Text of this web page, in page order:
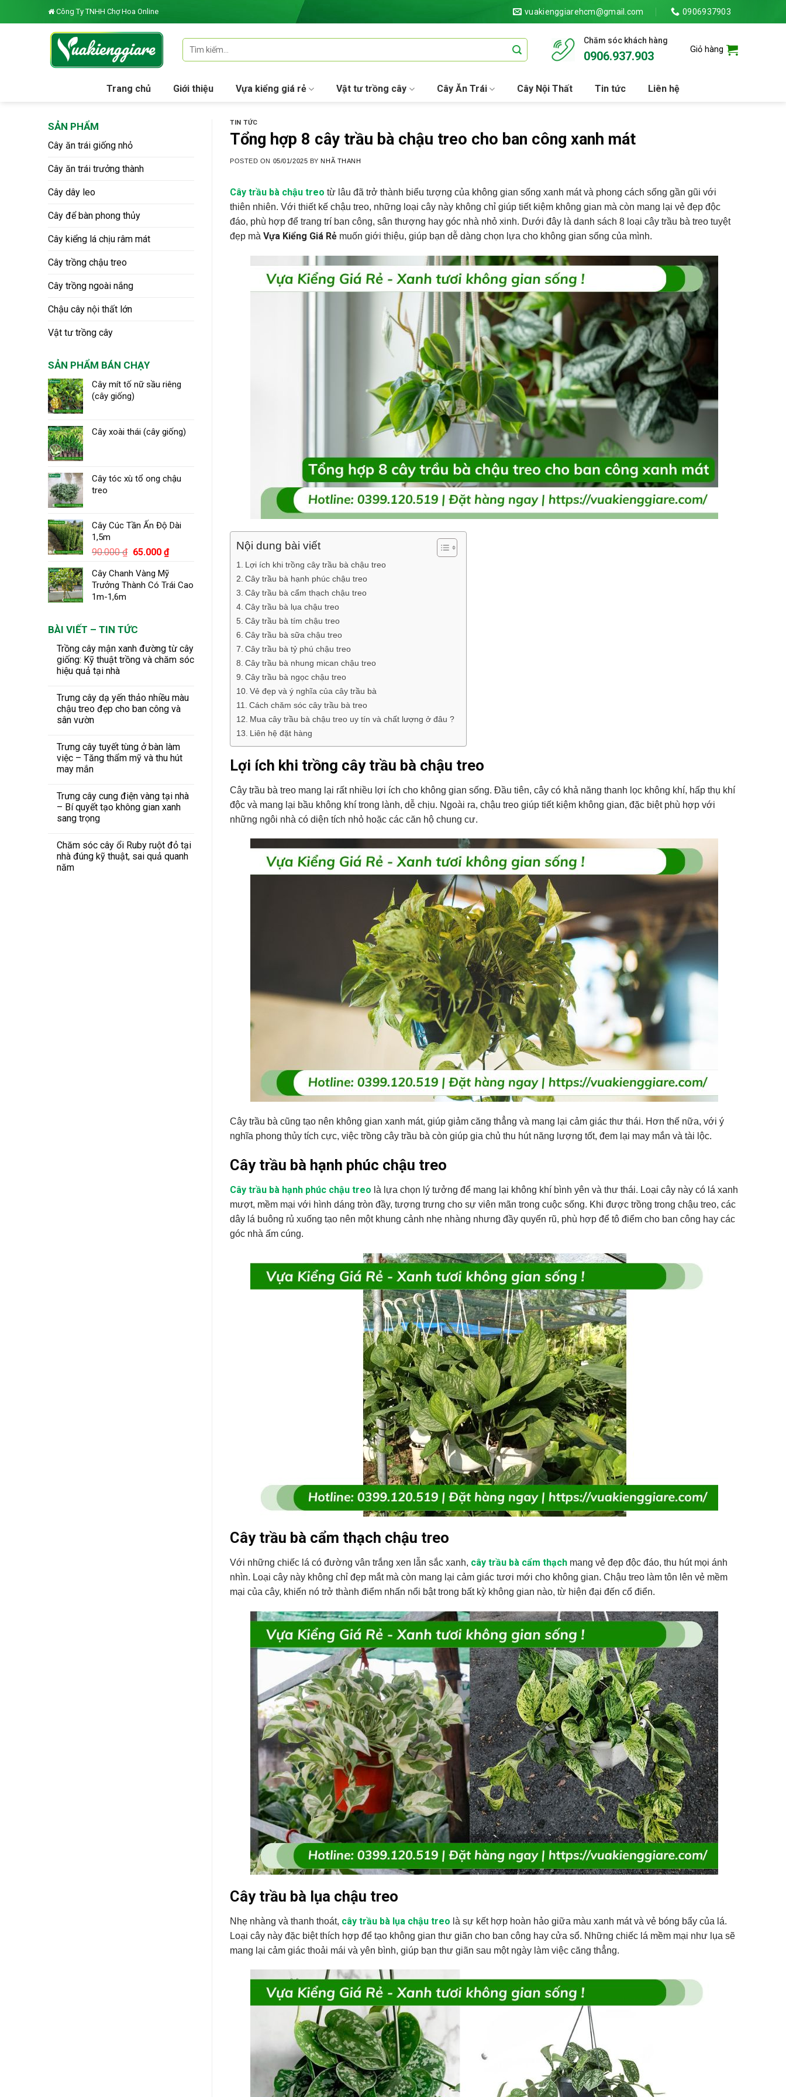
to
Công Ty TNHH Chợ Hoa Online vuakienggiarehcm@gmail.com 0906937903
Tìm
kiếm:
Chăm sóc khách hàng
0906.937.903 Giỏ hàng
Trang chủ Giới thiệu Vựa kiểng giá rẻ Vật tư trồng cây Cây Ăn Trái Cây Nội Thất Tin tức Liên hệ
SẢN PHẨM
Cây ăn trái giống nhỏ
Cây ăn trái trưởng thành
Cây dây leo
Cây để bàn phong thủy
Cây kiểng lá chịu râm mát
Cây trồng chậu treo
Cây trồng ngoài nắng
Chậu cây nội thất lớn
Vật tư trồng cây
SẢN PHẨM BÁN CHẠY
Cây mít tố nữ sầu riêng
(cây giống)
Cây xoài thái (cây giống)
Cây tóc xù tổ ong chậu
treo
Cây Cúc Tần Ấn Độ Dài
1,5m
90.000₫ Giá
là:
90.000 ₫.
65.000 ₫Giá
tại
là:
Cây Chanh Vàng Mỹ
Trưởng Thành Có Trái Cao
1m-1,6m
BÀI VIẾT – TIN TỨC
Trồng cây mận xanh đường từ cây
giống: Kỹ thuật trồng và chăm sóc
hiệu quả tại nhà
Trưng cây dạ yến thảo nhiều màu
chậu treo đẹp cho ban công và
sân vườn
Trưng cây tuyết tùng ở bàn làm
việc – Tăng thẩm mỹ và thu hút
may mắn
Trưng cây cung điện vàng tại nhà
– Bí quyết tạo không gian xanh
sang trọng
Chăm sóc cây ổi Ruby ruột đỏ tại
nhà đúng kỹ thuật, sai quả quanh
năm
TIN TỨC
Tổng hợp 8 cây trầu bà chậu treo cho ban công xanh mát
POSTED ON 05/01/2025 BYNHÃ THANH
Cây trầu bà chậu treo từ lâu đã trở thành biểu tượng của không gian sống xanh mát và phong cách sống gần gũi với
thiên nhiên. Với thiết kế chậu treo, những loại cây này không chỉ giúp tiết kiệm không gian mà còn mang lại vẻ đẹp độc
đáo, phù hợp để trang trí ban công, sân thượng hay góc nhà nhỏ xinh. Dưới đây là danh sách 8 loại cây trầu bà treo tuyệt
đẹp mà Vựa Kiểng Giá Rẻ muốn giới thiệu, giúp bạn dễ dàng chọn lựa cho không gian sống của mình.
Nội dung bài viết
Lợi ích khi trồng cây trầu bà chậu treo
Cây trầu bà hạnh phúc chậu treo
Cây trầu bà cẩm thạch chậu treo
Cây trầu bà lụa chậu treo
Cây trầu bà tím chậu treo
Cây trầu bà sữa chậu treo
Cây trầu bà tỷ phú chậu treo
Cây trầu bà nhung mican chậu treo
Cây trầu bà ngọc chậu treo
Vẻ đẹp và ý nghĩa của cây trầu bà
Cách chăm sóc cây trầu bà treo
Mua cây trầu bà chậu treo uy tín và chất lượng ở đâu ?
Liên hệ đặt hàng
Lợi ích khi trồng cây trầu bà chậu treo
Cây trầu bà treo mang lại rất nhiều lợi ích cho không gian sống. Đầu tiên, cây có khả năng thanh lọc không khí, hấp thụ khí
độc và mang lại bầu không khí trong lành, dễ chịu. Ngoài ra, chậu treo giúp tiết kiệm không gian, đặc biệt phù hợp với
những ngôi nhà có diện tích nhỏ hoặc các căn hộ chung cư.
Cây trầu bà cũng tạo nên không gian xanh mát, giúp giảm căng thẳng và mang lại cảm giác thư thái. Hơn thế nữa, với ý
nghĩa phong thủy tích cực, việc trồng cây trầu bà còn giúp gia chủ thu hút năng lượng tốt, đem lại may mắn và tài lộc.
Cây trầu bà hạnh phúc chậu treo
Cây trầu bà hạnh phúc chậu treo là lựa chọn lý tưởng để mang lại không khí bình yên và thư thái. Loại cây này có lá xanh
mượt, mềm mại với hình dáng tròn đầy, tượng trưng cho sự viên mãn trong cuộc sống. Khi được trồng trong chậu treo, các
dây lá buông rủ xuống tạo nên một khung cảnh nhẹ nhàng nhưng đầy quyến rũ, phù hợp để tô điểm cho ban công hay các
góc nhà ấm cúng.
Cây trầu bà cẩm thạch chậu treo
Với những chiếc lá có đường vân trắng xen lẫn sắc xanh, cây trầu bà cẩm thạch mang vẻ đẹp độc đáo, thu hút mọi ánh
nhìn. Loại cây này không chỉ đẹp mắt mà còn mang lại cảm giác tươi mới cho không gian. Chậu treo làm tôn lên vẻ mềm
mại của cây, khiến nó trở thành điểm nhấn nổi bật trong bất kỳ không gian nào, từ hiện đại đến cổ điển.
Cây trầu bà lụa chậu treo
Nhẹ nhàng và thanh thoát, cây trầu bà lụa chậu treo là sự kết hợp hoàn hảo giữa màu xanh mát và vẻ bóng bẩy của lá.
Loại cây này đặc biệt thích hợp để tạo không gian thư giãn cho ban công hay cửa sổ. Những chiếc lá mềm mại như lụa sẽ
mang lại cảm giác thoải mái và yên bình, giúp bạn thư giãn sau một ngày làm việc căng thẳng.